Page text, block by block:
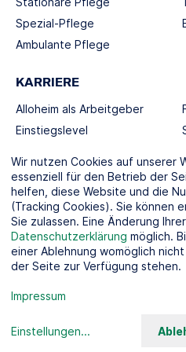
Spezial-Pflege
Ambulante Pflege
KARRIERE
Alloheim als Arbeitgeber
Einstiegslevel
SOCIAL MEDIA
KOOPERATIONSPARTNER
Wir nutzen Cookies auf unserer
essenziell für den Betrieb der
helfen, diese Website und die
(Tracking Cookies). Sie können
Sie zulassen. Eine Änderung
Datenschutzerklärung möglich.
einer Ablehnung womöglich
der Seite zur Verfügung stehen.
Impressum
Einstellungen...